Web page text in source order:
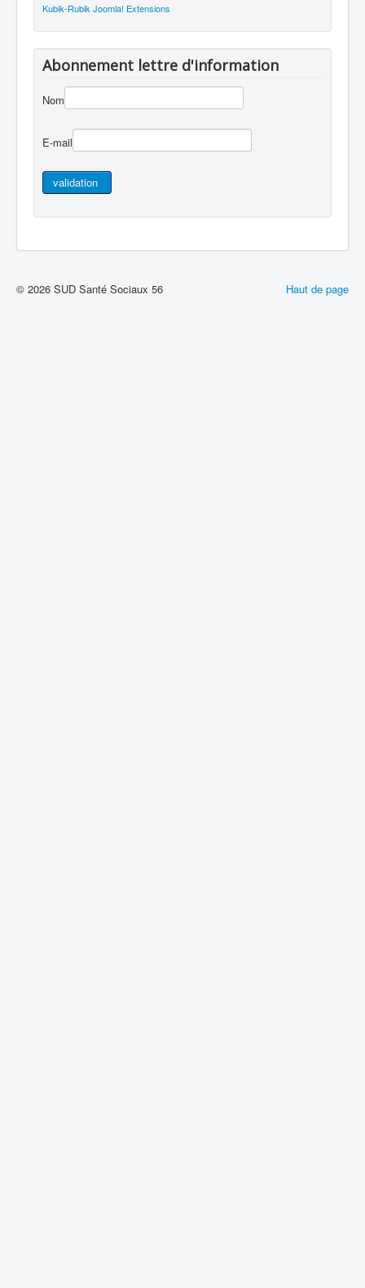
Kubik-Rubik Joomla! Extensions
Abonnement lettre d'information
Nom
E-mail
Haut de page
© 2026 SUD Santé Sociaux 56